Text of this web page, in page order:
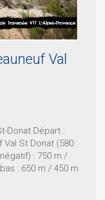
Val
Donat Départ :
Val St Donat (580
: 750 m /
: 650 m / 450 m